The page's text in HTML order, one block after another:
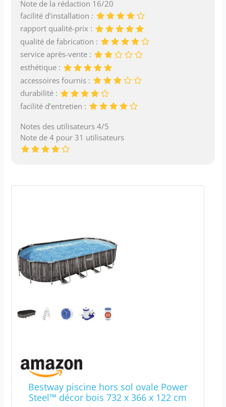
Note de la rédaction 16/20
facilité d’installation :
rapport qualité-prix :
qualité de fabrication :
service après-vente :
esthétique :
accessoires fournis :
durabilité :
facilité d’entretien :
Notes des utilisateurs 4/5
Note de 4 pour 31 utilisateurs
Bestway piscine hors sol ovale Power
Steel™ décor bois 732 x 366 x 122 cm